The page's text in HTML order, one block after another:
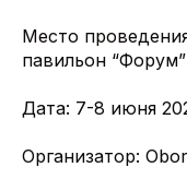
Место
павильон “Форум”
Дата: 7-8 июня
Организатор: